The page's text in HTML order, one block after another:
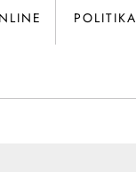
POLITIKA